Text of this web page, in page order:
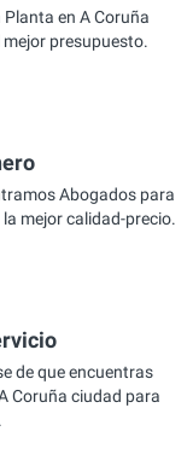
en A Coruña
presupuesto.
Abogados para
mejor calidad-precio.
de que encuentras
Coruña ciudad para